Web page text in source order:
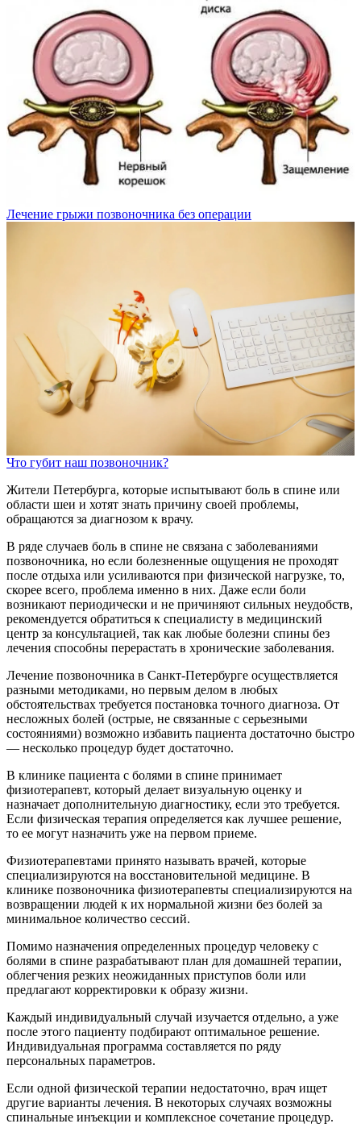
Лечение грыжи позвоночника без операции
Что губит наш позвоночник?
Жители Петербурга, которые испытывают боль в спине или
области шеи и хотят знать причину своей проблемы,
обращаются за диагнозом к врачу.
В ряде случаев боль в спине не связана с заболеваниями
позвоночника, но если болезненные ощущения не проходят
после отдыха или усиливаются при физической нагрузке, то,
скорее всего, проблема именно в них. Даже если боли
возникают периодически и не причиняют сильных неудобств,
рекомендуется обратиться к специалисту в медицинский
центр за консультацией, так как любые болезни спины без
лечения способны перерастать в хронические заболевания.
Лечение позвоночника в Санкт-Петербурге осуществляется
разными методиками, но первым делом в любых
обстоятельствах требуется постановка точного диагноза. От
несложных болей (острые, не связанные с серьезными
состояниями) возможно избавить пациента достаточно быстро
— несколько процедур будет достаточно.
В клинике пациента с болями в спине принимает
физиотерапевт, который делает визуальную оценку и
назначает дополнительную диагностику, если это требуется.
Если физическая терапия определяется как лучшее решение,
то ее могут назначить уже на первом приеме.
Физиотерапевтами принято называть врачей, которые
специализируются на восстановительной медицине. В
клинике позвоночника физиотерапевты специализируются на
возвращении людей к их нормальной жизни без болей за
минимальное количество сессий.
Помимо назначения определенных процедур человеку с
болями в спине разрабатывают план для домашней терапии,
облегчения резких неожиданных приступов боли или
предлагают корректировки к образу жизни.
Каждый индивидуальный случай изучается отдельно, а уже
после этого пациенту подбирают оптимальное решение.
Индивидуальная программа составляется по ряду
персональных параметров.
Если одной физической терапии недостаточно, врач ищет
другие варианты лечения. В некоторых случаях возможны
спинальные инъекции и комплексное сочетание процедур.